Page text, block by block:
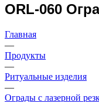
ORL-060
Главная
—
Продукты
—
Ритуальные изделия
—
Ограды с лазерной